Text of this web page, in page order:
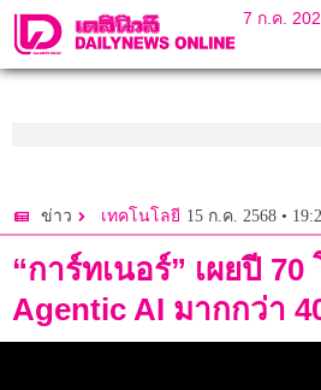
7 ก.ค.
ข่าว เทคโนโลยี 15 ก.ค. 2568 •
“การ์ทเนอร์” เผยปี 70
Agentic AI มากกว่า